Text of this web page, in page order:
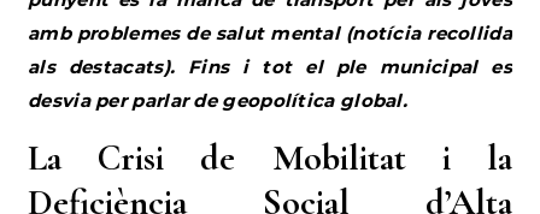
La mobilitat i la gestió d’infraestructures van
dominar el debat social, generant la tensió més
retencions constantment durant les hores punta,
amb un caos exacerbat per les obres del nou vial